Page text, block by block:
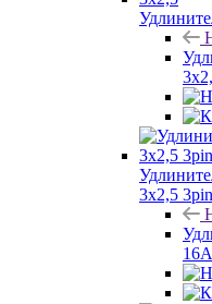
3х2,5 3pin